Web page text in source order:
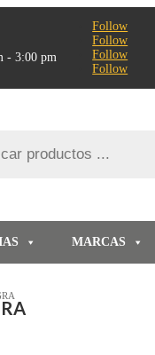
- 3:00 pm
Follow
Follow
Follow
Follow
MARCAS